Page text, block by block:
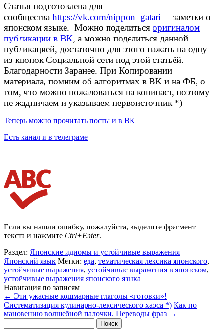
Статья подготовлена для
сообщества https://vk.com/nippon_gatari— заметки о
японском языке. Можно поделиться оригиналом
публикации в ВК, а можно поделиться данной
публикацией, достаточно для этого нажать на одну
из кнопок Социальной сети под этой статьёй.
Благодарности Заранее. При Копировании
материала, помним об алгоритмах в ВК и на ФБ, о
том, что можно пожаловаться на копипаст, поэтому
не жадничаем и указываем первоисточник *)
Теперь можно прочитать посты и в ВК
Есть канал и в телеграме
Если вы нашли ошибку, пожалуйста, выделите фрагмент
текста и нажмите Ctrl+Enter.
Раздел: Японские идиомы и устойчивые выражения
Японский язык Метки: еда, тематическая лексика японского,
устойчивые выражения, устойчивые выражения в японском,
устойчивые выражения японского языка
Навигация по записям
← Эти ужасные кошмарные глаголы «готовки»!
Систематизация кулинарно-лексического хаоса *) Как по
мановению волшебной палочки. Переводы фраз →